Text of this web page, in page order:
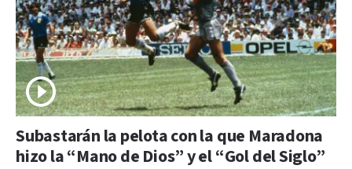
Subastarán la pelota con la que Maradona
hizo la “Mano de Dios” y el “Gol del Siglo”